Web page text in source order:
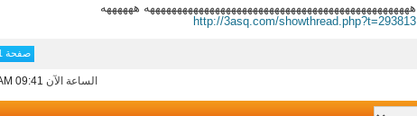
هههههههههههههههههههههههههههههههههههههههههههههههههه ههههههه
http://3asq.com/showthread.php?t=293813
صفحة 1 من 4
الساعة الآن 09:41 AM